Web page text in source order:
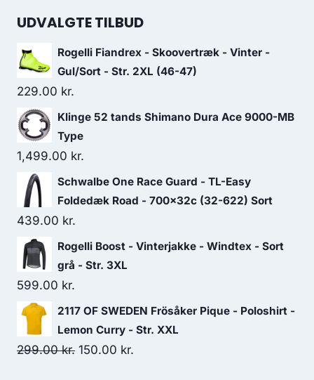
UDVALGTE TILBUD
Rogelli Fiandrex - Skoovertræk - Vinter -
Gul/Sort - Str. 2XL (46-47)
229.00 kr.
Klinge 52 tands Shimano Dura Ace 9000-MB
Type
1,499.00 kr.
Schwalbe One Race Guard - TL-Easy
Foldedæk Road - 700x32c (32-622) Sort
439.00 kr.
Rogelli Boost - Vinterjakke - Windtex - Sort
grå - Str. 3XL
599.00 kr.
2117 OF SWEDEN Frösåker Pique - Poloshirt -
Lemon Curry - Str. XXL
299.00kr. Original
150.00 kr.